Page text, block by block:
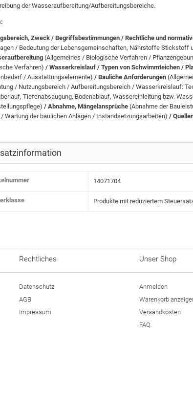
der Wasseraufbereitung/Aufbereitungsbereiche.
Zweck / Begriffsbestimmungen / Rechtliche und
/ Bedeutung der Lebensgemeinschaften, Nährstoffe Stickstoff
(Allgemeines / Biologische Verfahren /
Verfahren) / Wasserkreislauf / Typen von Schwimmteichen /
/ Ausstattungselemente) / Bauliche Anforderungen
/ Nutzungsbereich / Aufbereitungsbereich / Wasserkreislauf:
Tiefenabsaugung, Bodenablauf, Wassereinleitung bzw.
/ Abnahme, Mängelansprüche (Abnahme der
/ Wartung der baulichen Anlagen / Instandsetzungsarbeiten) /
14071704
Produkte mit reduziertem
Rechtliches
Datenschutz
AGB
Impressum
Unser Shop
Anmelden
Warenkorb
Versandkosten
FAQ